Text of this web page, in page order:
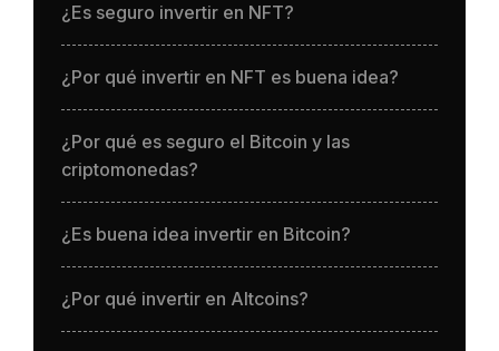
¿Es seguro invertir en NFT?
¿Por qué invertir en NFT es buena idea?
¿Por qué es seguro el Bitcoin y las
criptomonedas?
¿Es buena idea invertir en Bitcoin?
¿Por qué invertir en Altcoins?